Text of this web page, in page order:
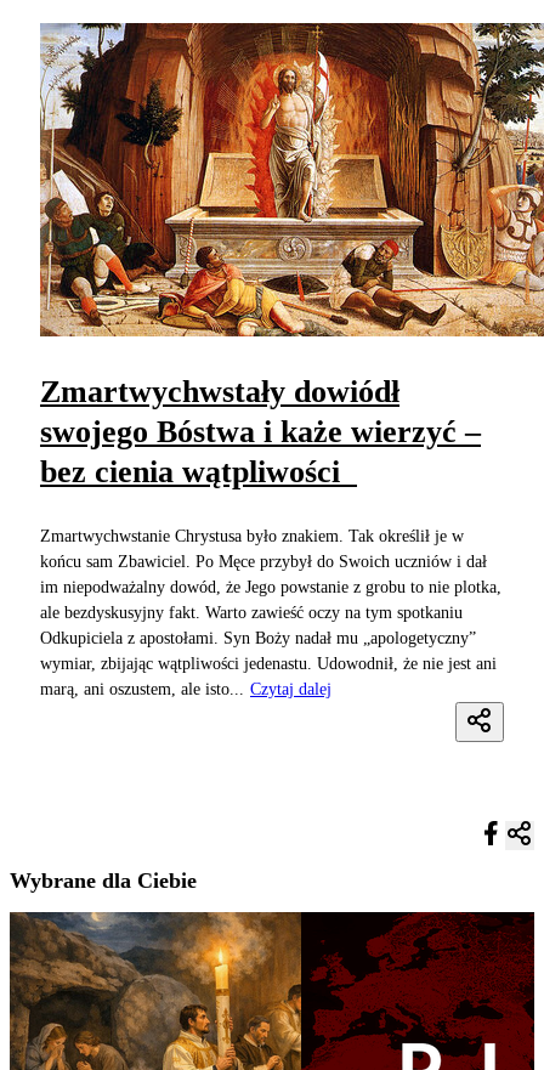
Zmartwychwstały dowiódł
swojego Bóstwa i każe wierzyć –
bez cienia wątpliwości
Zmartwychwstanie Chrystusa było znakiem. Tak określił je w
końcu sam Zbawiciel. Po Męce przybył do Swoich uczniów i dał
im niepodważalny dowód, że Jego powstanie z grobu to nie plotka,
ale bezdyskusyjny fakt. Warto zawieść oczy na tym spotkaniu
Odkupiciela z apostołami. Syn Boży nadał mu „apologetyczny”
wymiar, zbijając wątpliwości jedenastu. Udowodnił, że nie jest ani
marą, ani oszustem, ale isto...
Czytaj dalej
Wybrane dla Ciebie